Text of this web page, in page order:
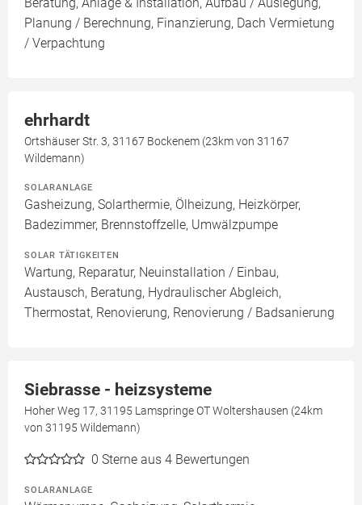
Planung / Berechnung, Finanzierung, Dach Vermietung
/ Verpachtung
ehrhardt
Ortshäuser Str. 3, 31167 Bockenem (23km von 31167
Wildemann)
SOLARANLAGE
Gasheizung, Solarthermie, Ölheizung, Heizkörper,
Badezimmer, Brennstoffzelle, Umwälzpumpe
SOLAR TÄTIGKEITEN
Wartung, Reparatur, Neuinstallation / Einbau,
Austausch, Beratung, Hydraulischer Abgleich,
Thermostat, Renovierung, Renovierung / Badsanierung
Siebrasse - heizsysteme
Hoher Weg 17, 31195 Lamspringe OT Woltershausen (24km
von 31195 Wildemann)
0 Sterne aus 4 Bewertungen
SOLARANLAGE